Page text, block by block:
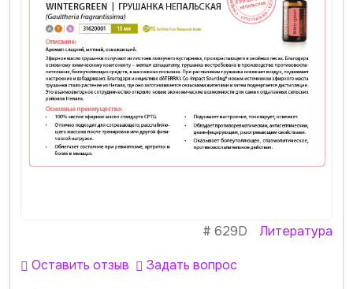
#629D Литература
Оставить отзыв Задать вопрос